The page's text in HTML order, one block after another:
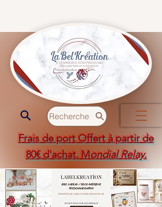
Recherche
Frais de port Offert à partir de
80€ d'achat. Mondial Relay.